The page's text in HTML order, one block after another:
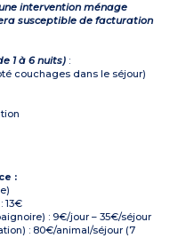
intervention ménage
susceptible de facturation
1 à 6 nuits) :
couchages dans le séjour)
:
13€
: 9€/jour – 35€/séjour
: 80€/animal/séjour (7